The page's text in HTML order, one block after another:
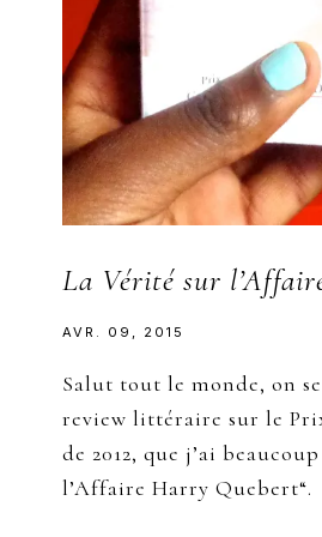
La Vérité sur
AVR. 09, 2015
Salut tout le monde, on
review littéraire sur le
de 2012, que j’ai
l’Affaire Harry Quebert“.